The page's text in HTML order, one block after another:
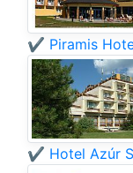
✔️ Piramis
✔️ Hotel Azúr